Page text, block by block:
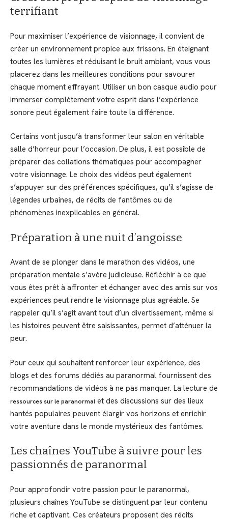
terrifiant
Pour maximiser l’expérience de visionnage, il convient de
créer un environnement propice aux frissons. En éteignant
toutes les lumières et réduisant le bruit ambiant, vous vous
placerez dans les meilleures conditions pour savourer
chaque moment effrayant. Utiliser un bon casque audio pour
immerser complètement votre esprit dans l’expérience
sonore peut également faire toute la différence.
Certains vont jusqu’à transformer leur salon en véritable
salle d’horreur pour l’occasion. De plus, il est possible de
préparer des collations thématiques pour accompagner
votre visionnage. Le choix des vidéos peut également
s’appuyer sur des préférences spécifiques, qu’il s’agisse de
légendes urbaines, de récits de fantômes ou de
phénomènes inexplicables en général.
Préparation à une nuit d’angoisse
Avant de se plonger dans le marathon des vidéos, une
préparation mentale s’avère judicieuse. Réfléchir à ce que
vous êtes prêt à affronter et échanger avec des amis sur vos
expériences peut rendre le visionnage plus agréable. Se
rappeler qu’il s’agit avant tout d’un divertissement, même si
les histoires peuvent être saisissantes, permet d’atténuer la
peur.
Pour ceux qui souhaitent renforcer leur expérience, des
blogs et des forums dédiés au paranormal fournissent des
recommandations de vidéos à ne pas manquer. La lecture de
ressources sur le paranormal et des discussions sur des lieux
hantés populaires peuvent élargir vos horizons et enrichir
votre aventure dans le monde mystérieux des fantômes.
Les chaînes YouTube à suivre pour les
passionnés de paranormal
Pour approfondir votre passion pour le paranormal,
plusieurs chaînes YouTube se distinguent par leur contenu
riche et captivant. Ces créateurs proposent des récits